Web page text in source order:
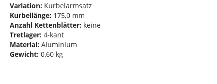
Variation: Kurbelarmsatz
Kurbellänge: 175,0 mm
Anzahl Kettenblätter: keine
Tretlager: 4-kant
Material: Aluminium
Gewicht: 0,60 kg